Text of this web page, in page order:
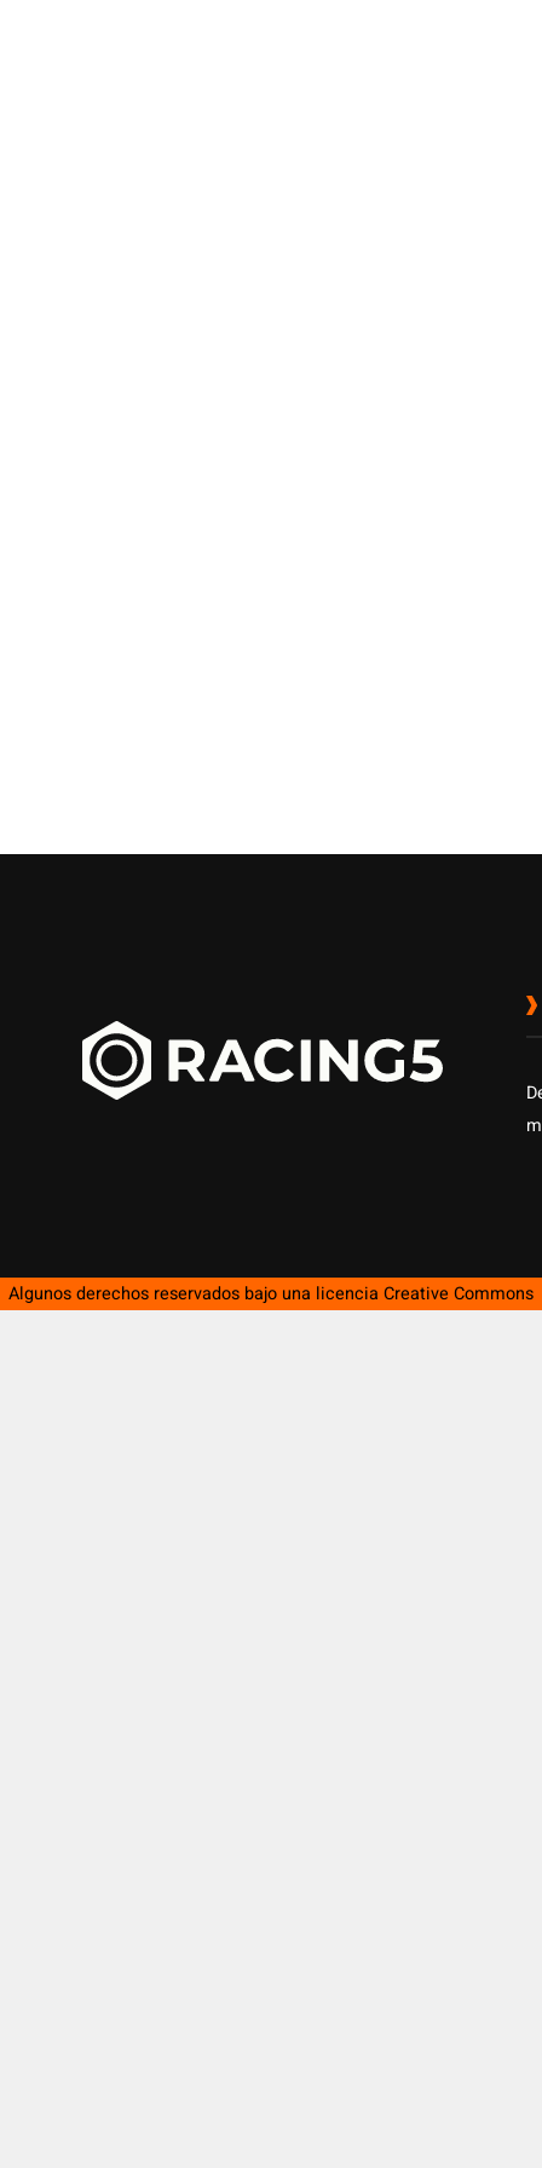
Algunos derechos reservados bajo una licencia Creative Commons